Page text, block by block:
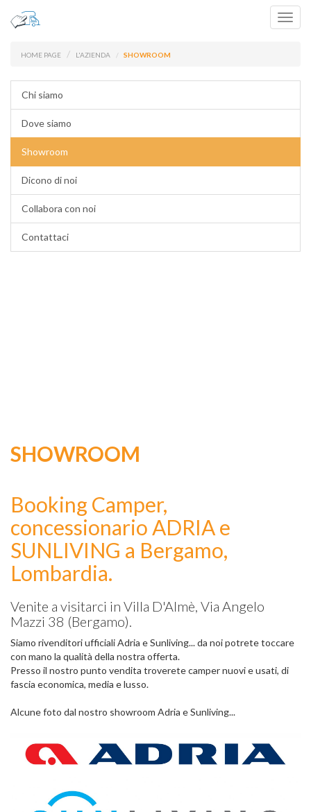
HOME PAGE L'AZIENDA SHOWROOM
Chi siamo
Dove siamo
Showroom
Dicono di noi
Collabora con noi
Contattaci
SHOWROOM
Booking Camper,
concessionario ADRIA e
SUNLIVING a Bergamo,
Lombardia.
Venite a visitarci in Villa D'Almè, Via Angelo
Mazzi 38 (Bergamo).
Siamo rivenditori ufficiali Adria e Sunliving... da noi potrete toccare
con mano la qualità della nostra offerta.
Presso il nostro punto vendita troverete camper nuovi e usati, di
fascia economica, media e lusso.
Alcune foto dal nostro showroom Adria e Sunliving...